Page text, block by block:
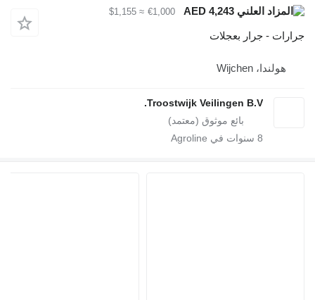
AED 4,243
€1,000
≈ $1,155
- جرار بعجلات
هولندا، Wijchen
Troostwijk Veilingen B.V.
سنوات في Agroline